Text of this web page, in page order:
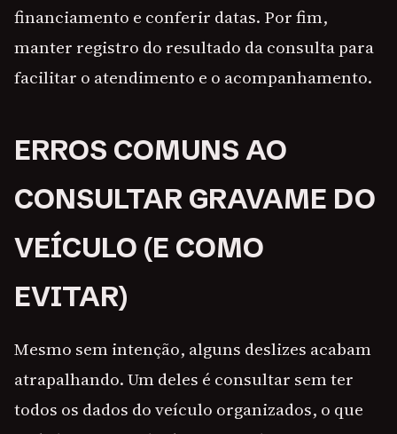
financiamento e conferir datas. Por fim,
manter registro do resultado da consulta para
facilitar o atendimento e o acompanhamento.
ERROS COMUNS AO
CONSULTAR GRAVAME DO
VEÍCULO (E COMO
EVITAR)
Mesmo sem intenção, alguns deslizes acabam
atrapalhando. Um deles é consultar sem ter
todos os dados do veículo organizados, o que